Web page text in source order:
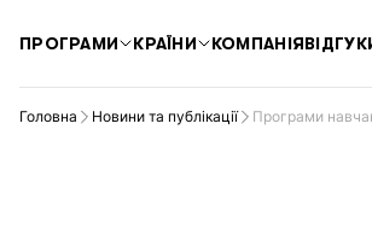
ПРОГРАМИ КРАЇНИ КОМПАНІЯ
Головна Новини та публікації Програми